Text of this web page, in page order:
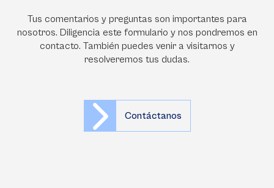
Tus comentarios y preguntas son importantes para
nosotros. Diligencia este formulario y nos pondremos en
contacto. También puedes venir a visitarnos y
resolveremos tus dudas.
Contáctanos